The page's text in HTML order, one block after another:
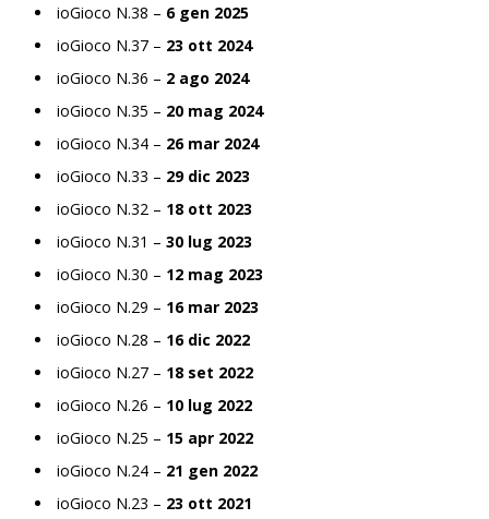
ioGioco N.38 – 6 gen 2025
ioGioco N.37 – 23 ott 2024
ioGioco N.36 – 2 ago 2024
ioGioco N.35 – 20 mag 2024
ioGioco N.34 – 26 mar 2024
ioGioco N.33 – 29 dic 2023
ioGioco N.32 – 18 ott 2023
ioGioco N.31 – 30 lug 2023
ioGioco N.30 – 12 mag 2023
ioGioco N.29 – 16 mar 2023
ioGioco N.28 – 16 dic 2022
ioGioco N.27 – 18 set 2022
ioGioco N.26 – 10 lug 2022
ioGioco N.25 – 15 apr 2022
ioGioco N.24 – 21 gen 2022
ioGioco N.23 – 23 ott 2021